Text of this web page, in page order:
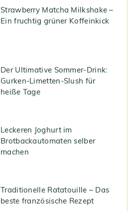
Strawberry Matcha Milkshake –
Ein fruchtig grüner Koffeinkick
Der Ultimative Sommer-Drink:
Gurken-Limetten-Slush für
heiße Tage
Leckeren Joghurt im
Brotbackautomaten selber
machen
Traditionelle Ratatouille – Das
beste französische Rezept